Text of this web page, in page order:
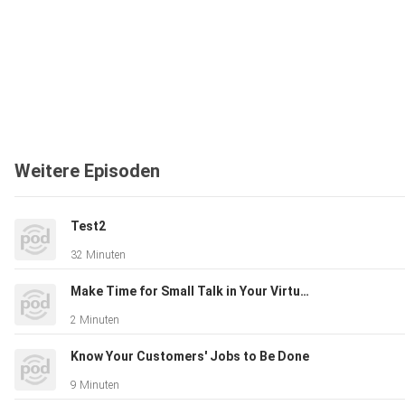
Weitere Episoden
Test2
32 Minuten
Make Time for Small Talk in Your Virtual Meetings
2 Minuten
Know Your Customers' Jobs to Be Done
9 Minuten